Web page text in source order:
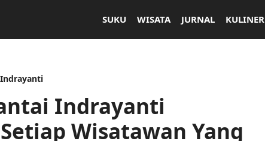
SUKU WISATA JURNAL KULINER
Indrayanti
Wisatawan Yang